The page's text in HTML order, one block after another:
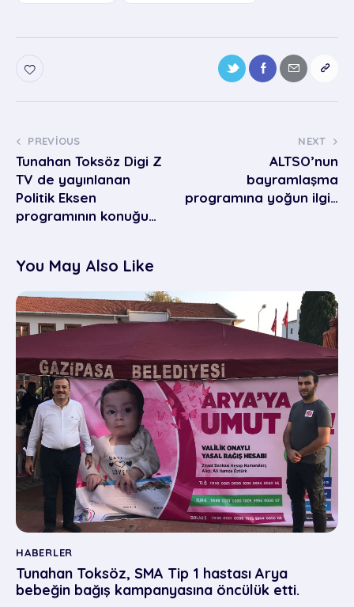
PREVIOUS
Tunahan Toksöz Digi Z
TV de yayınlanan
Politik Eksen
programının konuğu…
NEXT
ALTSO’nun
bayramlaşma
programına yoğun ilgi…
You May Also Like
HABERLER
Tunahan Toksöz, SMA Tip 1 hastası Arya
bebeğin bağış kampanyasına öncülük etti.